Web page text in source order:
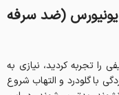
یونیورس (ضد سرفه
را تجربه کردید، نیازی به
با گلودرد و التهاب شروع